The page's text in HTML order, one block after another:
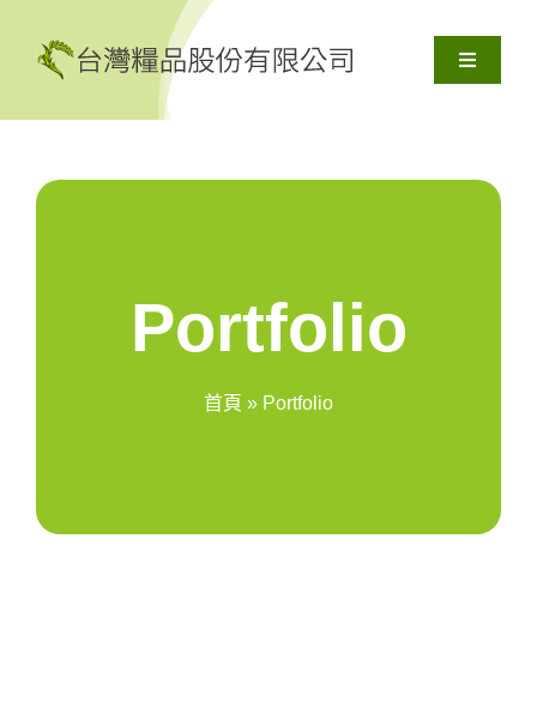
content
Toggle
關於我們
產品服務
Portfolio
首頁 » Portfolio